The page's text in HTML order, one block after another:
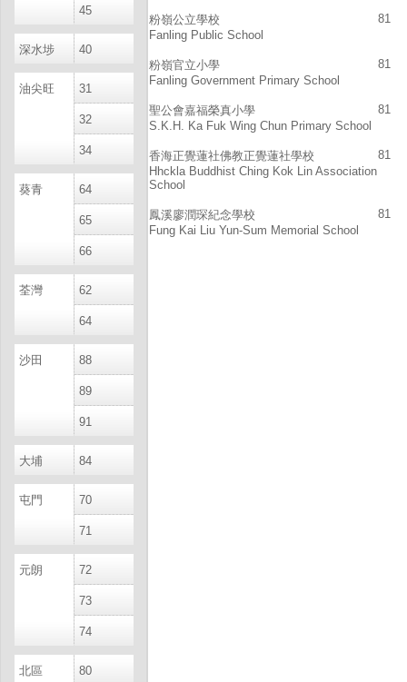
45
深水埗 40
油尖旺 31
32
34
葵青 64
65
66
荃灣 62
64
沙田 88
89
91
大埔 84
屯門 70
71
元朗 72
73
74
北區 80
粉嶺公立學校
Fanling Public School
81
粉嶺官立小學
Fanling Government Primary School
81
聖公會嘉福榮真小學
S.K.H. Ka Fuk Wing Chun Primary School
81
香海正覺蓮社佛教正覺蓮社學校
Hhckla Buddhist Ching Kok Lin Association
School
81
鳳溪廖潤琛紀念學校
Fung Kai Liu Yun-Sum Memorial School
81